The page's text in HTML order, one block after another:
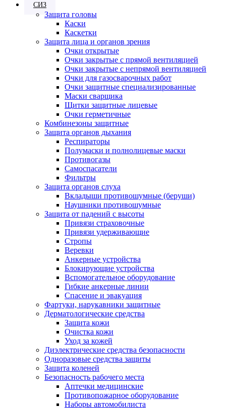
СИЗ
Защита головы
Каски
Каскетки
Защита лица и органов зрения
Очки открытые
Очки закрытые с прямой вентиляцией
Очки закрытые с непрямой вентиляцией
Очки для газосварочных работ
Очки защитные специализированные
Маски сварщика
Щитки защитные лицевые
Очки герметичные
Комбинезоны защитные
Защита органов дыхания
Респираторы
Полумаски и полнолицевые маски
Противогазы
Самоспасатели
Фильтры
Защита органов слуха
Вкладыши противошумные (беруши)
Наушники противошумные
Защита от падений с высоты
Привязи страховочные
Привязи удерживающие
Стропы
Веревки
Анкерные устройства
Блокирующие устройства
Вспомогательное оборудование
Гибкие анкерные линии
Спасение и эвакуация
Фартуки, нарукавники защитные
Дерматологические средства
Защита кожи
Очистка кожи
Уход за кожей
Диэлектрические средства безопасности
Одноразовые средства защиты
Защита коленей
Безопасность рабочего места
Аптечки медицинские
Противопожарное оборудование
Наборы автомобилиста